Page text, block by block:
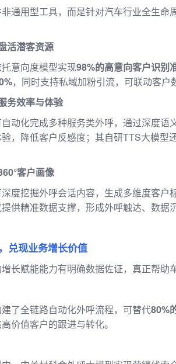
通用型工具，而是针对汽车行业全生命
活潜客资源
意向度模型实现98%的高意向客户识别
，同时支持私域加粉引流，可联动客户
务效率与体验
动化完成多种服务类外呼，通过深度语
，降低客户反感度；其自研TTS大模型
客户画像
度挖掘外呼会话内容，生成多维度客户
供精准数据支撑，形成外呼触达、数据
兑现业务增长价值
长赋能能力有明确数据佐证，真正帮助
了全链路自动化外呼流程，可替代80%
价值客户的跟进与转化。